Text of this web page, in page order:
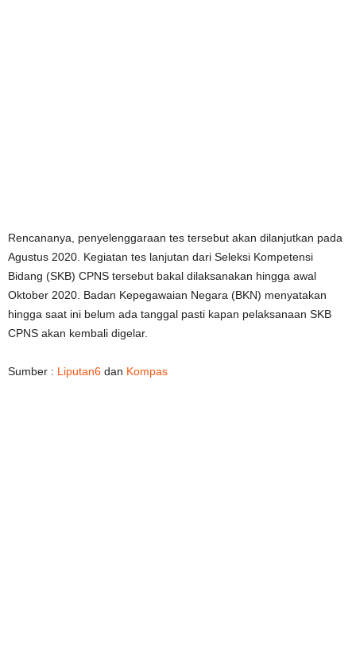
Rencananya, penyelenggaraan tes tersebut akan dilanjutkan pada
Agustus 2020. Kegiatan tes lanjutan dari Seleksi Kompetensi
Bidang (SKB) CPNS tersebut bakal dilaksanakan hingga awal
Oktober 2020. Badan Kepegawaian Negara (BKN) menyatakan
hingga saat ini belum ada tanggal pasti kapan pelaksanaan SKB
CPNS akan kembali digelar.
Sumber : Liputan6 dan Kompas